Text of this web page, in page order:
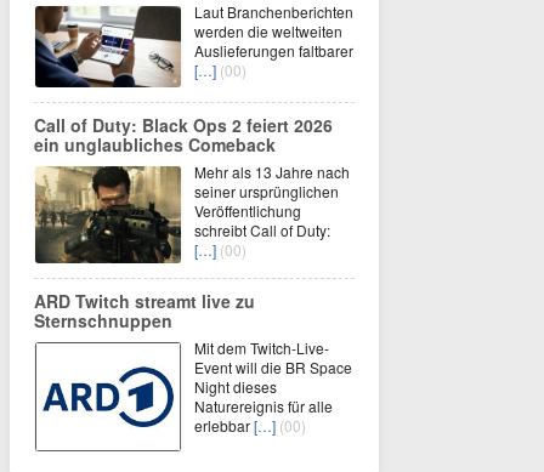
Laut Branchenberichten
werden die weltweiten
Auslieferungen faltbarer
[…] (00)
Call of Duty: Black Ops 2 feiert 2026
ein unglaubliches Comeback
Mehr als 13 Jahre nach
seiner ursprünglichen
Veröffentlichung
schreibt Call of Duty:
[…] (00)
ARD Twitch streamt live zu
Sternschnuppen
Mit dem Twitch-Live-
Event will die BR Space
Night dieses
Naturereignis für alle
erlebbar[…] (00)